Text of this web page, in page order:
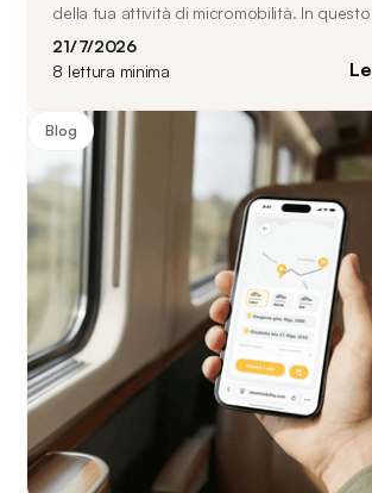
della tua attività di micromobilità. In
articolo, analizziamo i principali veicoli per
micromobilità: caratteristiche, casi d'uso
abbinarli al profilo della tua città. Inoltre,
ATOM Mobility aiuta gli operatori a gestire
monopattini e biciclette su un'unica
21/7/2026
8 lettura minima
Blog